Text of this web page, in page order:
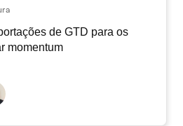
de GTD para os
momentum